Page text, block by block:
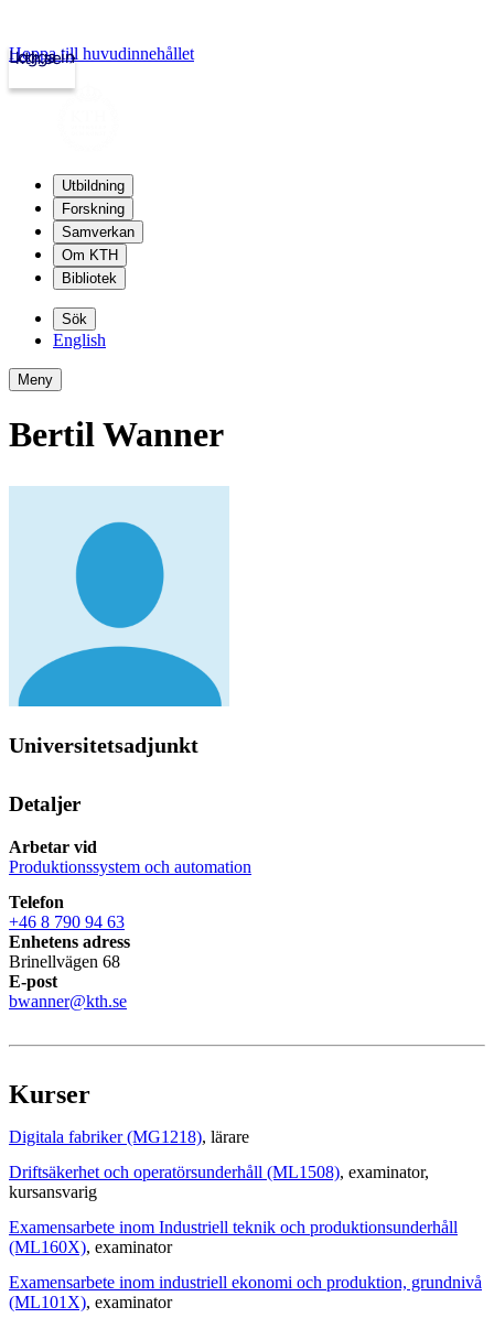
kth.se
Logga in
Hoppa till huvudinnehållet
Utbildning
Forskning
Samverkan
Om KTH
Bibliotek
Sök
English
Meny
Bertil Wanner
Universitetsadjunkt
Detaljer
Arbetar vid
Produktionssystem och automation
Telefon
+46 8 790 94 63
Enhetens adress
Brinellvägen 68
E-post
bwanner@kth.se
Kurser
Digitala fabriker (MG1218), lärare
Driftsäkerhet och operatörsunderhåll (ML1508), examinator,
kursansvarig
Examensarbete inom Industriell teknik och produktionsunderhåll
(ML160X), examinator
Examensarbete inom industriell ekonomi och produktion, grundnivå
(ML101X), examinator